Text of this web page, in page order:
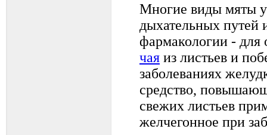
Многие виды мяты
дыхательных путей
фармакологии - для
чая из листьев и
заболеваниях
средство,
свежих листьев
желчегонное при